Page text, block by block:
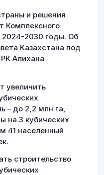
и решения
Комплексного
2024-2030 годы. Об
Казахстана под
Алихана
увеличить
– до 2,2 млн га,
на 3 кубических
41 населенный
строительство